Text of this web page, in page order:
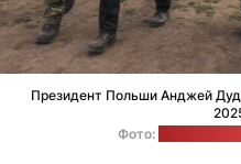
Президент Польши Анджей
Фото: